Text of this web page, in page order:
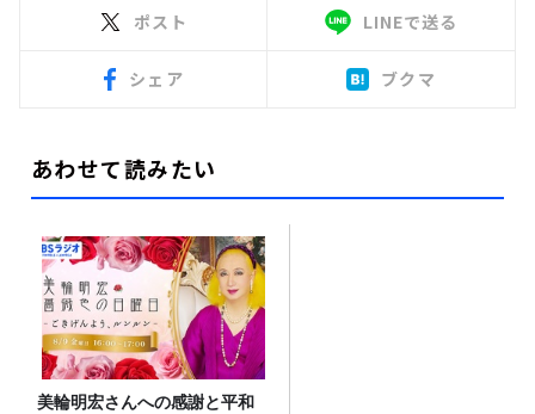
ポスト LINEで送る
シェア ブクマ
あわせて読みたい
美輪明宏さんへの感謝と平和